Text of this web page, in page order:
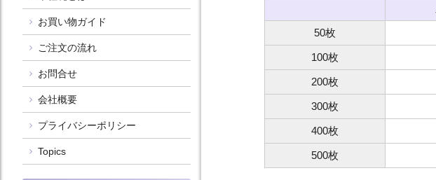
50枚
100枚
200枚
300枚
400枚
500枚
お買い物ガイド
ご注文の流れ
お問合せ
会社概要
プライバシーポリシー
Topics